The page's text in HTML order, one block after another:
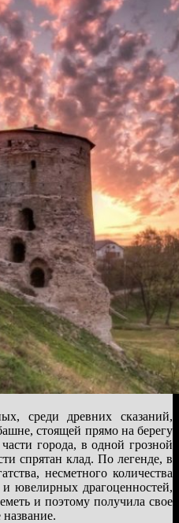
среди древних сказаний,
стоящей прямо на берегу
города, в одной грозной
спрятан клад. По легенде, в
несметного количества
и ювелирных драгоценностей,
и поэтому получила свое
название.